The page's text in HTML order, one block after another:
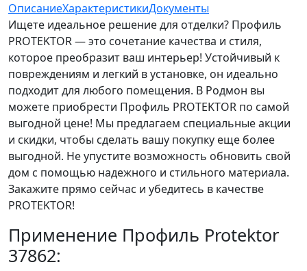
ОписаниеХарактеристикиДокументы
Ищете идеальное решение для отделки? Профиль
PROTEKTOR — это сочетание качества и стиля,
которое преобразит ваш интерьер! Устойчивый к
повреждениям и легкий в установке, он идеально
подходит для любого помещения. В Родмон вы
можете приобрести Профиль PROTEKTOR по самой
выгодной цене! Мы предлагаем специальные акции
и скидки, чтобы сделать вашу покупку еще более
выгодной. Не упустите возможность обновить свой
дом с помощью надежного и стильного материала.
Закажите прямо сейчас и убедитесь в качестве
PROTEKTOR!
Применение Профиль Protektor
37862: